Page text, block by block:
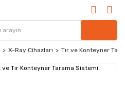
X-Ray Cihazları Tır ve Konteyner